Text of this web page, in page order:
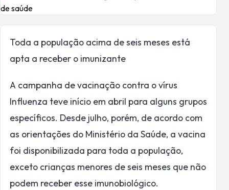
Toda a população acima de seis meses está
apta a receber o imunizante
A campanha de vacinação contra o vírus
Influenza teve início em abril para alguns grupos
específicos. Desde julho, porém, de acordo com
as orientações do Ministério da Saúde, a vacina
foi disponibilizada para toda a população,
exceto crianças menores de seis meses que não
podem receber esse imunobiológico.